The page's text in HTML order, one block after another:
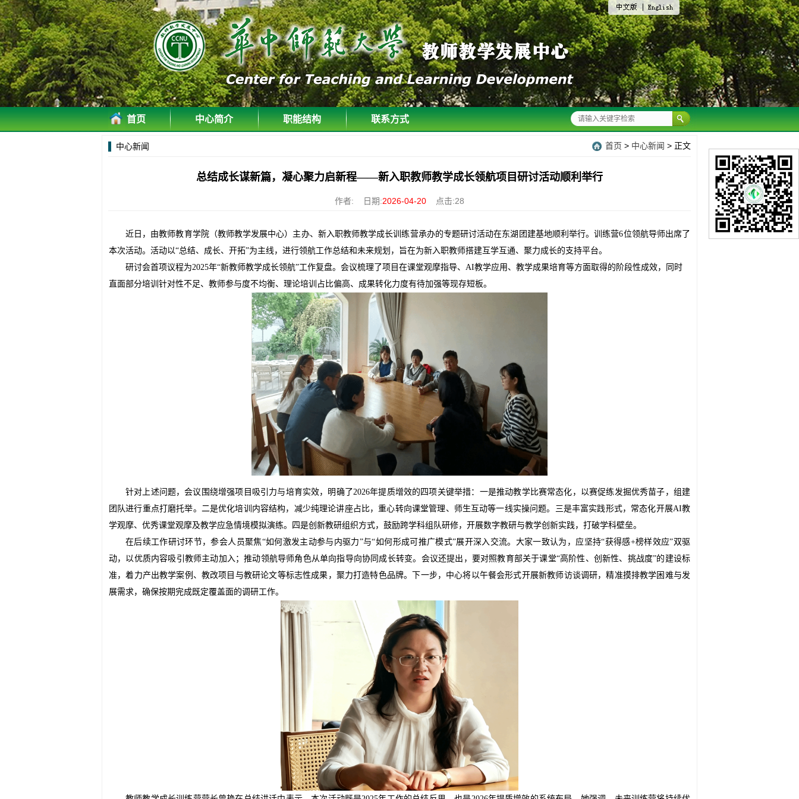
中
文版
English
首页 中心简介 职能结构 联系方式
首页 > 中心新闻 > 正文
中心新闻
总结成长谋新篇，凝心聚力启新程——新入职教师教学成长领航项目研讨活动顺利举行
作者: 日期:2026-04-20 点击:28
近日 ，由教师教育学院（教师教学发展中心）主办、新入职教师教学成长训练营承办的专题研讨活动在东湖 团建基地顺利举行。训练营6位领航导师出席了
本次活动。活动以“总结、成长、开拓”为主线， 进行领航工作总结和未来规划 ，旨在为新入职教师搭建互学互通、聚力成长的支持平台。
研讨会首项议程为2025年“新教师教学成长领航”工作复盘。会议梳理了项目在课堂观摩指导、 AI教学应用、教学成果培育等方面取得的阶段性成效，同时
直面部分培训针对性不足、教师参与度不均衡、理论培训占比偏高、成果转化力度有待加强等现存短板。
针对上述问题，会议围绕增强项目吸引力与培育实效，明确了2026年提质增效的四项 关键举措：一是推动教学比赛常态化，以赛促练发掘优秀苗子，组建
团队进行重点打磨托举。二是优化培训内容结构， 减少纯理论讲座占比，重心转向课堂管理、师生互动等一线实操问题。三是丰富实践形式，常态化开展AI教
学观摩、优秀课堂观摩及教学应急情境模拟演练。四是创新教研组织方式，鼓励跨学科组队研修，开展数字教研与教学创新实践，打破学科壁垒。
在后续工作研讨环节，参会人员聚焦“如何激发主动参与内驱力”与“如何形成可推广模式”展开深入交流。大家一致认为，应坚持“获得感+榜样效应”双驱
动，以优质内容吸引教师主动加入；推动领航导师角色从单向指导向协同成长转变。会议还提出，要对照教育部关于课堂“高阶性、创新性、挑战度”的建设标
准，着力产出教学案例、教改项目与教研论文等标志性成果，聚力打造特色品牌。下一步，中心将以午餐会形式开展新教师访谈调研，精准摸排教学困难与发
展需求，确保按期完成既定覆盖面的调研工作。